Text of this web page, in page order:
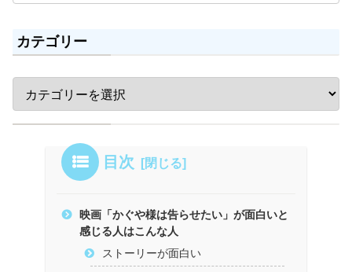
カテゴリー
目次
映画「かぐや様は告らせたい」が面白いと
感じる人はこんな人
ストーリーが面白い